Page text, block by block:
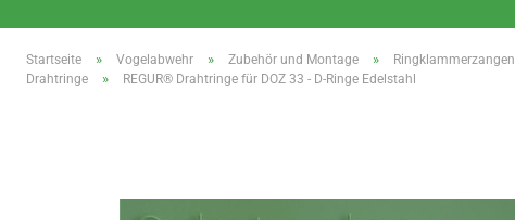
Startseite » Vogelabwehr » Zubehör und Montage » Ringklammerzangen
Drahtringe » REGUR® Drahtringe für DOZ 33 - D-Ringe Edelstahl